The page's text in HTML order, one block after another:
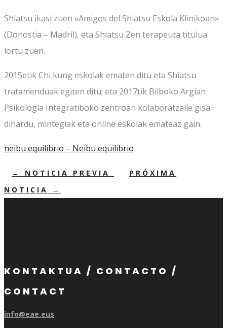
Shiatsu ikasi zuen «Amigos del Shiatsu Eskola Klinikoan»
(Donostia – Madril), eta Shiatsu Zen terapeuta titulua
lortu zuen.
2015etik Chi kung eskolak ematen ditu eta Shiatsu
tratamenduak egiten ditu; eta 2017tik Bilboko Argian
Psikologia Integratiboko zentroan kolaboratzaile gisa
dihardu, mintegiak eta online eskolak emateaz gain.
neibu equilibrio – Neibu equilibrio
← NOTICIA PREVIA
PRÓXIMA
NOTICIA
→
KONTAKTUA / CONTACTO /
CONTACT
info@eae.eus